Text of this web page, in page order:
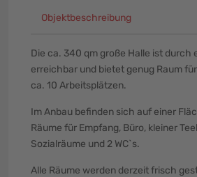
Objektbeschreibung
Die ca. 340 qm große Halle ist durch
erreichbar und bietet genug Raum
ca. 10 Arbeitsplätzen.
Im Anbau befinden sich auf einer
Räume für Empfang, Büro, kleiner
Sozialräume und 2 WC`s.
Alle Räume werden derzeit frisch